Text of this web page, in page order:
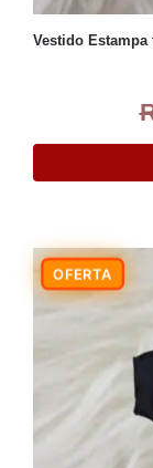
Vestido
-9%